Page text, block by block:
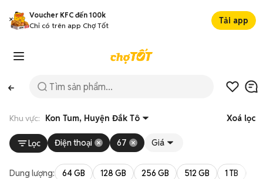
Voucher KFC đến 100k
Chỉ có trên app Chợ Tốt
Tải app
Khu vực: Kon Tum, Huyện Đắk Tô Xoá lọc
Lọc Điện thoại 67 Giá
Dung lượng: 64 GB 128 GB 256 GB 512 GB 1 TB